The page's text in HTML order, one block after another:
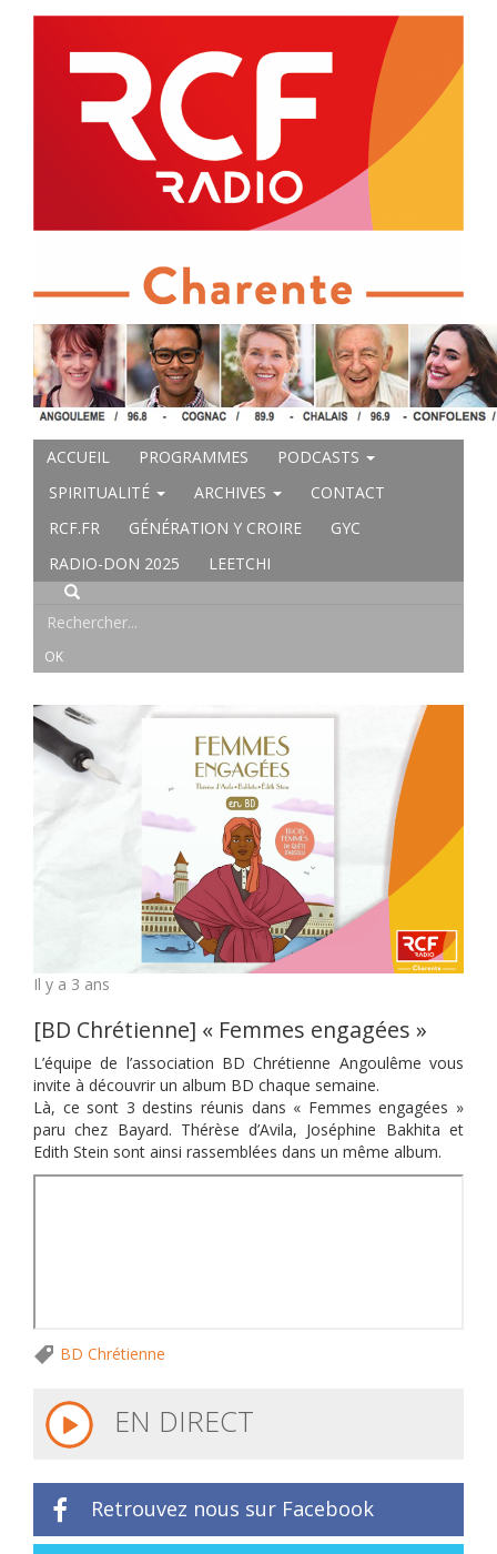
ACCUEIL PROGRAMMES
PODCASTS
SPIRITUALITÉ
ARCHIVES
CONTACT
RCF.FR
GÉNÉRATION Y CROIRE
GYC
RADIO-DON 2025
LEETCHI
Il y a 3 ans
[BD Chrétienne] « Femmes engagées »
L’équipe de l’association BD Chrétienne Angoulême vous
invite à découvrir un album BD chaque semaine.
Là, ce sont 3 destins réunis dans « Femmes engagées »
paru chez Bayard. Thérèse d’Avila, Joséphine Bakhita et
Edith Stein sont ainsi rassemblées dans un même album.
BD Chrétienne
EN DIRECT
Retrouvez nous sur Facebook